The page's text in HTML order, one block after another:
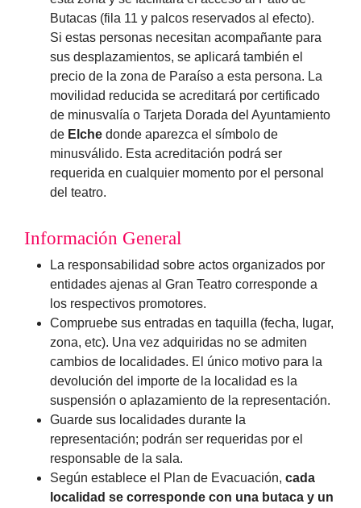
Butacas (fila 11 y palcos reservados al efecto).
Si estas personas necesitan acompañante para
sus desplazamientos, se aplicará también el
precio de la zona de Paraíso a esta persona. La
movilidad reducida se acreditará por certificado
de minusvalía o Tarjeta Dorada del Ayuntamiento
de Elche donde aparezca el símbolo de
minusválido. Esta acreditación podrá ser
requerida en cualquier momento por el personal
del teatro.
Información General
La responsabilidad sobre actos organizados por
entidades ajenas al Gran Teatro corresponde a
los respectivos promotores.
Compruebe sus entradas en taquilla (fecha, lugar,
zona, etc). Una vez adquiridas no se admiten
cambios de localidades. El único motivo para la
devolución del importe de la localidad es la
suspensión o aplazamiento de la representación.
Guarde sus localidades durante la
representación; podrán ser requeridas por el
responsable de la sala.
Según establece el Plan de Evacuación, cada
localidad se corresponde con una butaca y un